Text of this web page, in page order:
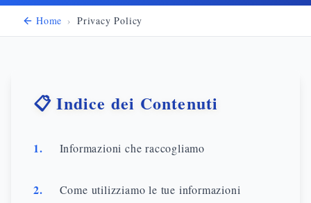
Home › Privacy Policy
📋 Indice dei Contenuti
1. Informazioni che raccogliamo
2. Come utilizziamo le tue informazioni